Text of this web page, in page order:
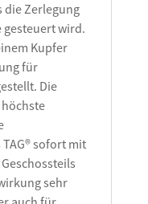
die Zerlegung
gesteuert wird.
Kupfer
für
Die
sofort mit
sehr